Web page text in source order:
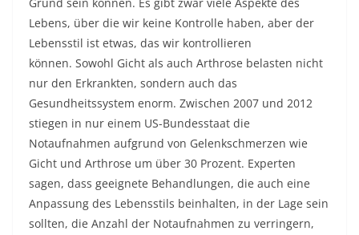
Lebens, über die wir keine Kontrolle haben, aber der
Lebensstil ist etwas, das wir kontrollieren
können. Sowohl Gicht als auch Arthrose belasten nicht
nur den Erkrankten, sondern auch das
Gesundheitssystem enorm. Zwischen 2007 und 2012
stiegen in nur einem US-Bundesstaat die
Notaufnahmen aufgrund von Gelenkschmerzen wie
Gicht und Arthrose um über 30 Prozent. Experten
sagen, dass geeignete Behandlungen, die auch eine
Anpassung des Lebensstils beinhalten, in der Lage sein
sollten, die Anzahl der Notaufnahmen zu verringern,